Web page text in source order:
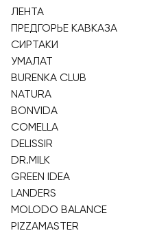
ЛЕНТА
ПРЕДГОРЬЕ КАВКАЗА
СИРТАКИ
УМАЛАТ
BURENKA CLUB
NATURA
BONVIDA
COMELLA
DELISSIR
DR.MILK
GREEN IDEA
LANDERS
MOLODO BALANCE
PIZZAMASTER